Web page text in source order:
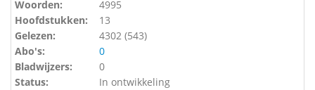
Woorden:
4995
Hoofdstukken:
13
Gelezen:
4302 (543)
Abo's:
0
Bladwijzers:
0
Status:
In ontwikkeling